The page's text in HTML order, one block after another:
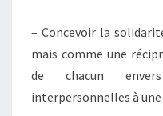
– Concevoir la
mais comme une
de chacun
interpersonnelles à